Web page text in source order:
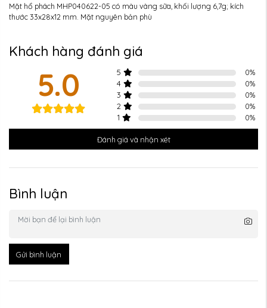
Mặt hổ phách MHP040622-05 có màu vàng sữa, khối lượng 6,7g; kích
thước 33x28x12 mm. Mặt nguyên bản phù
Khách hàng đánh giá
5.0 5 0%
4
0%
3
0%
2
0%
1
0%
Đánh giá và nhận xét
Bình luận
Gửi bình luận